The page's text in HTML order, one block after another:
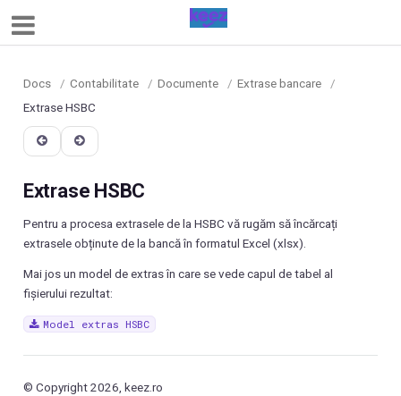
Docs / Contabilitate / Documente / Extrase bancare
/
Extrase HSBC
Extrase HSBC
Pentru a procesa extrasele de la HSBC vă rugăm să încărcați
extrasele obținute de la bancă în formatul Excel (xlsx).
Mai jos un model de extras în care se vede capul de tabel al
fișierului rezultat:
Model extras HSBC
© Copyright 2026, keez.ro